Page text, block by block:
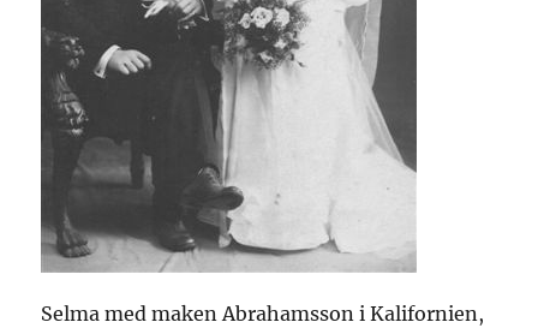
Selma med maken Abrahamsson i Kalifornien,